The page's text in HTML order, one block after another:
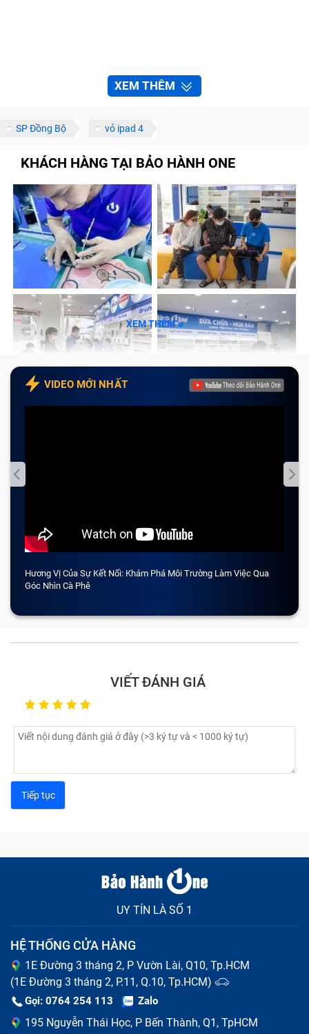
XEM THÊM
SP Đồng Bộ vỏ ipad 4
KHÁCH HÀNG TẠI BẢO HÀNH ONE
XEM THÊM
VIDEO MỚI NHẤT
Hương Vị Của Sự Kết Nối: Khám Phá Môi Trường Làm Việc Qua
Góc Nhìn Cà Phê
VIẾT ĐÁNH GIÁ
UY TÍN LÀ SỐ 1
HỆ THỐNG CỬA HÀNG
1E Đường 3 tháng 2, P Vườn Lài, Q10, Tp.HCM
(1E Đường 3 tháng 2, P.11, Q.10, Tp.HCM)
Gọi: 0764 254 113 Zalo
195 Nguyễn Thái Học, P Bến Thành, Q1, TpHCM